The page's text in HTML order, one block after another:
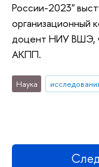
России-2023"
организационный
доцент НИУ ВШЭ,
АКПП.
Наука